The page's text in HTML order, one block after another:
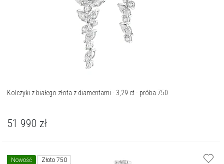
Kolczyki z białego złota z diamentami - 3,29 ct - próba 750
51 990 zł
Nowość Złoto 750